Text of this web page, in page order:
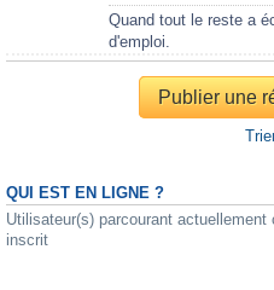
Quand tout le reste a
d'emploi.
Publier une
QUI EST EN LIGNE ?
Utilisateur(s) parcourant
inscrit